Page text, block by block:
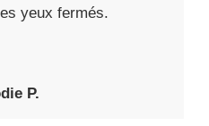
yeux fermés.
P.